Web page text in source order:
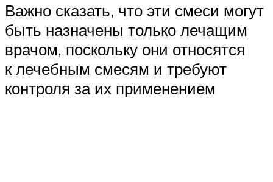
Важно сказать, что эти смеси могут
быть назначены только лечащим
врачом, поскольку они относятся
к лечебным смесям и требуют
контроля за их применением